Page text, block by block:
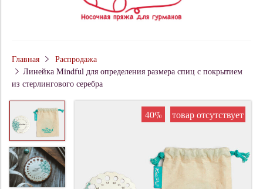
Главная
Распродажа
Линейка Mindful для определения размера спиц с покрытием
из стерлингового серебра
40% товар отсутствует